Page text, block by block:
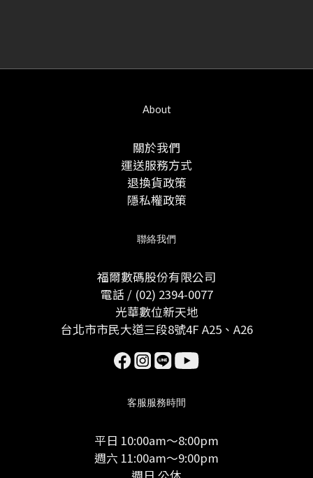
About
關於我們
運送服務方式
退換貨政策
隱私權政策
聯絡我們
福爾數碼股份有限公司
電話 / (02) 2394-0077
光華數位新天地
台北市市民大道三段8號4F A25、A26
客服服務時間
平日 10:00am～8:00pm
週六 11:00am～9:00pm